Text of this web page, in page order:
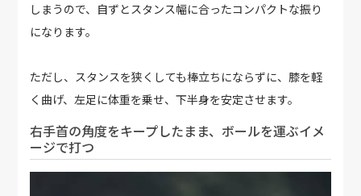
しまうので、自ずとスタンス幅に合ったコンパクトな振り
になります。
ただし、スタンスを狭くしても棒立ちにならずに、膝を軽
く曲げ、左足に体重を乗せ、下半身を安定させます。
右手首の角度をキープしたまま、ボールを運ぶイメ
ージで打つ